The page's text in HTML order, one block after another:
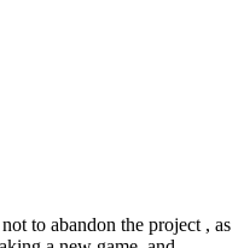
to abandon the project , as